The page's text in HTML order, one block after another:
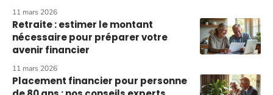
11 mars 2026
Retraite : estimer le montant
nécessaire pour préparer votre
avenir financier
11 mars 2026
Placement financier pour personne